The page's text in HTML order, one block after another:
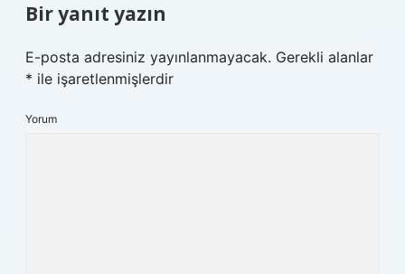
Bir yanıt yazın
E-posta adresiniz yayınlanmayacak. Gerekli alanlar
* ile işaretlenmişlerdir
Yorum